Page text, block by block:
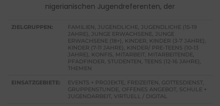
nigerianischen Jugendreferenten, der
ZIELGRUPPEN:
FAMILIEN, JUGENDLICHE, JUGENDLICHE (15-19
JAHRE), JUNGE ERWACHSENE, JUNGE
ERWACHSENE (18+), KINDER, KINDER (3-7 JAHRE),
KINDER (7-11 JAHRE), KINDER/ PRE-TEENS (10-13
JAHRE), KONFIS, MITARBEIT, MITARBEITENDE,
PFADFINDER, STUDENTEN, TEENS (12-16 JAHRE),
THEMEN
EINSATZGEBIETE:
EVENTS + PROJEKTE, FREIZEITEN, GOTTESDIENST,
GRUPPENSTUNDE, OFFENES ANGEBOT, SCHULE +
JUGENDARBEIT, VIRTUELL / DIGITAL